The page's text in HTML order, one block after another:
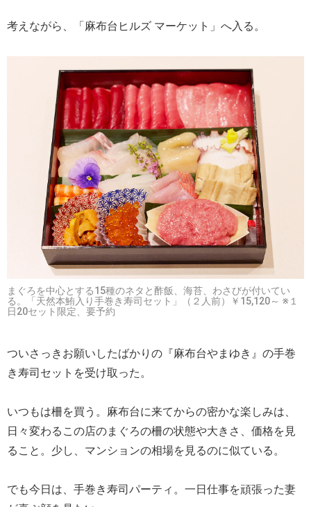
考えながら、「麻布台ヒルズ マーケット」へ入る。
まぐろを中心とする15種のネタと酢飯、海苔、わさびが付いてい
る。「天然本鮪入り手巻き寿司セット」（２人前）￥15,120～ ※１
日20セット限定、要予約
ついさっきお願いしたばかりの『麻布台やまゆき』の手巻
き寿司セットを受け取った。
いつもは柵を買う。麻布台に来てからの密かな楽しみは、
日々変わるこの店のまぐろの柵の状態や大きさ、価格を見
ること。少し、マンションの相場を見るのに似ている。
でも今日は、手巻き寿司パーティ。一日仕事を頑張った妻